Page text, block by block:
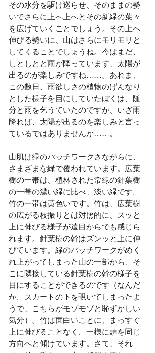
その水分を駆け巡らせ、そのままの勢
いでさらに上へ上へとその新緑の葉々
を広げていくことでしょう。その上へ
伸びる勢いに、山はさらにモリモリと
してくることでしょうね。今はまだ、
しとしとと雨が降っています、太陽が
出るのが楽しみですね……。あれま、
この数日、雨欲しさの植物のげんなり
とした様子を目にしていたぼくは、随
分と雨を乞うていたのですが、いざ雨
降れば、太陽が出るのを楽しみと言っ
ているではありませんか……。
山肌は緑のパッチワークさながらに、
さまざまな緑で覆われています。広葉
樹の一帯は、植林された常緑の針葉樹
の一帯の濃い緑に比べ、淡い緑です。
竹の一帯は黄色いです。竹は、広葉樹
の広がる枝振りとは対照的に、スッと
上に伸びる様子が遠目からでも感じら
れます。針葉樹の幹はズンッと上に伸
びています。緑のパッチワークがめく
れ上がってしまった山の一部から、そ
こに隣接している針葉樹の幹の様子を
目にすることができるのです（なんだ
か、スカートの下を覗いてしまったよ
うで、こちらがモゾモゾと恥ずかしい
気分）。竹は面白いことに、まっすぐ
上に伸びることなく、一様に頭を同じ
方向へと傾けています。さて、それ